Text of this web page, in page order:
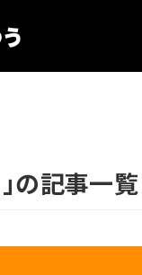
の記事一覧